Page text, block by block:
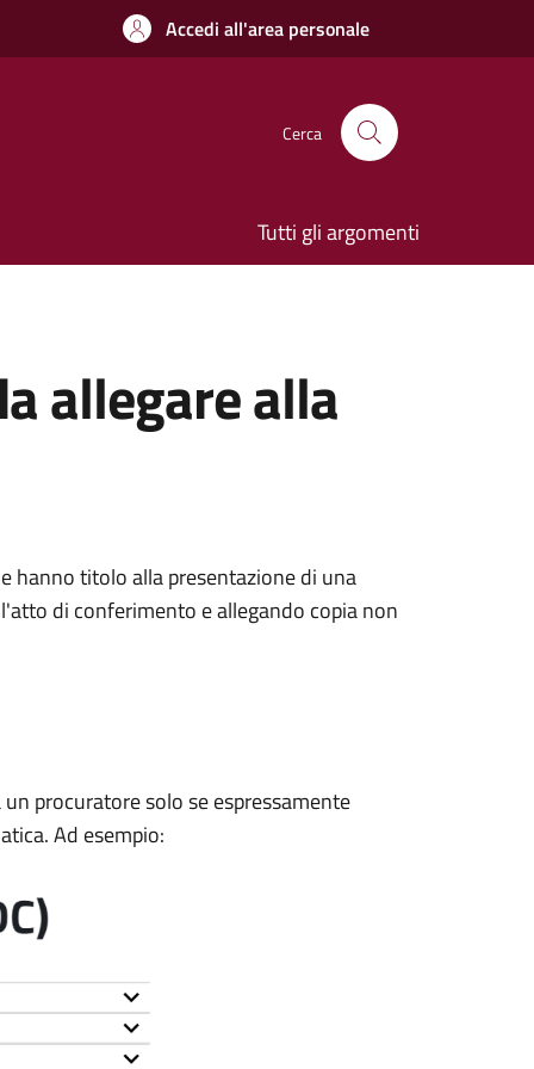
Accedi all'area personale
Cerca
Tutti gli argomenti
allegare alla
hanno titolo alla presentazione di una
di conferimento e allegando copia non
procuratore solo se espressamente
Ad esempio: